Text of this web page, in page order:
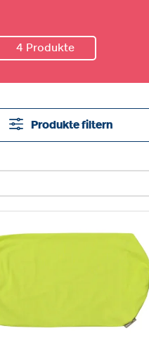
4 Produkte
Produkte filtern